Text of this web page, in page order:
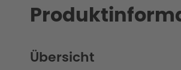
Übersicht